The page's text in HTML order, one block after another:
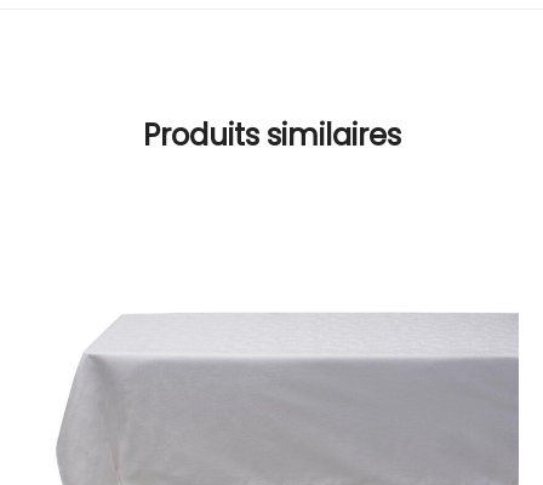
Produits similaires